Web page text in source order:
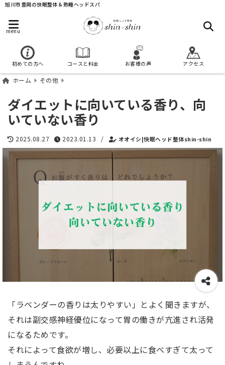
旭川市豊岡の快眠整体＆熟睡ヘッドスパ
menu
初めての方へ コースと料金 お客様の声 アクセス
ホーム その他
ダイエットに向いている香り、向
いていない香り
2025.08.27 2023.01.13 / オオイシ|快眠ヘッド整体shin-shin
「ラベンダーの香りは太りやすい」とよく聞きますが、
それは副交感神経優位になって胃の働きが亢進され活発
になるためです。
それによって食欲が増し、必要以上に食べすぎて太って